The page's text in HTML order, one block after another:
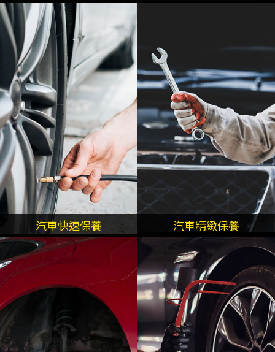
汽車快速保養 汽車精緻保養